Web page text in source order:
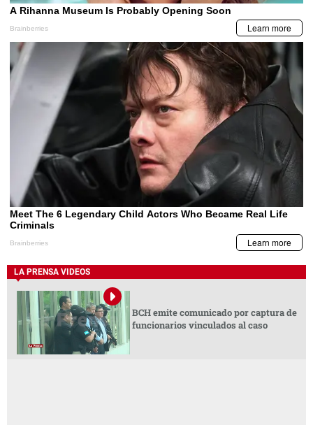
LA PRENSA VIDEOS
BCH emite comunicado por captura de
funcionarios vinculados al caso